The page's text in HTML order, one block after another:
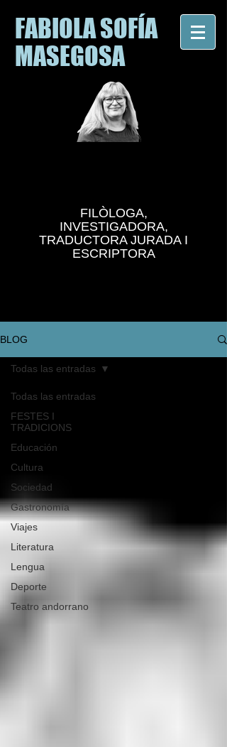
FABIOLA SOFÍA
MASEGOSA
FILÒLOGA,
INVESTIGADORA,
TRADUCTORA JURADA I
ESCRIPTORA
BLOG
Todas las entradas
FESTES I
TRADICIONS
Educación
Cultura
Sociedad
Gastronomía
Viajes
Literatura
Lengua
Deporte
Teatro andorrano
Todas las entradas